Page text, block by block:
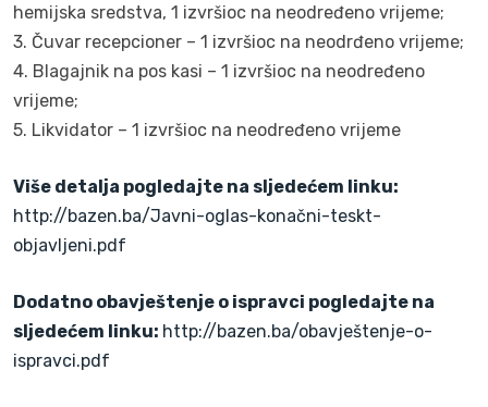
hemijska sredstva, 1 izvršioc na neodređeno vrijeme;
3. Čuvar recepcioner – 1 izvršioc na neodrđeno vrijeme;
4. Blagajnik na pos kasi – 1 izvršioc na neodređeno
vrijeme;
5. Likvidator – 1 izvršioc na neodređeno vrijeme
Više detalja pogledajte na sljedećem linku:
http://bazen.ba/Javni-oglas-konačni-teskt-
objavljeni.pdf
Dodatno obavještenje o ispravci pogledajte na
sljedećem linku: http://bazen.ba/obavještenje-o-
ispravci.pdf